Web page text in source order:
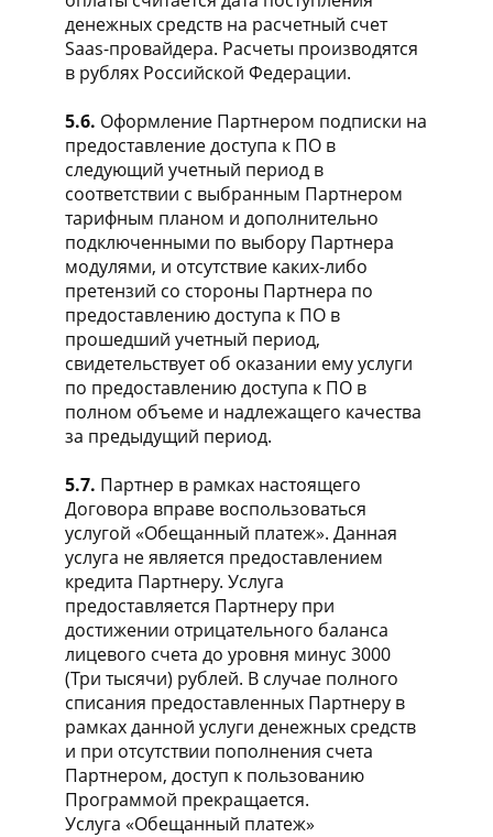
денежных средств на расчетный счет
Saas-провайдера. Расчеты производятся
в рублях Российской Федерации.
5.6. Оформление Партнером подписки на
предоставление доступа к ПО в
следующий учетный период в
соответствии с выбранным Партнером
тарифным планом и дополнительно
подключенными по выбору Партнера
модулями, и отсутствие каких-либо
претензий со стороны Партнера по
предоставлению доступа к ПО в
прошедший учетный период,
свидетельствует об оказании ему услуги
по предоставлению доступа к ПО в
полном объеме и надлежащего качества
за предыдущий период.
5.7. Партнер в рамках настоящего
Договора вправе воспользоваться
услугой «Обещанный платеж». Данная
услуга не является предоставлением
кредита Партнеру. Услуга
предоставляется Партнеру при
достижении отрицательного баланса
лицевого счета до уровня минус 3000
(Три тысячи) рублей. В случае полного
списания предоставленных Партнеру в
рамках данной услуги денежных средств
и при отсутствии пополнения счета
Партнером, доступ к пользованию
Программой прекращается.
Услуга «Обещанный платеж»